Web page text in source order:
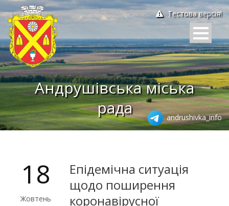
Тестова версія!
Андрушівська міська
рада
andrushivka_info
18
Жовтень
Епідемічна ситуація
щодо поширення
коронавірусної